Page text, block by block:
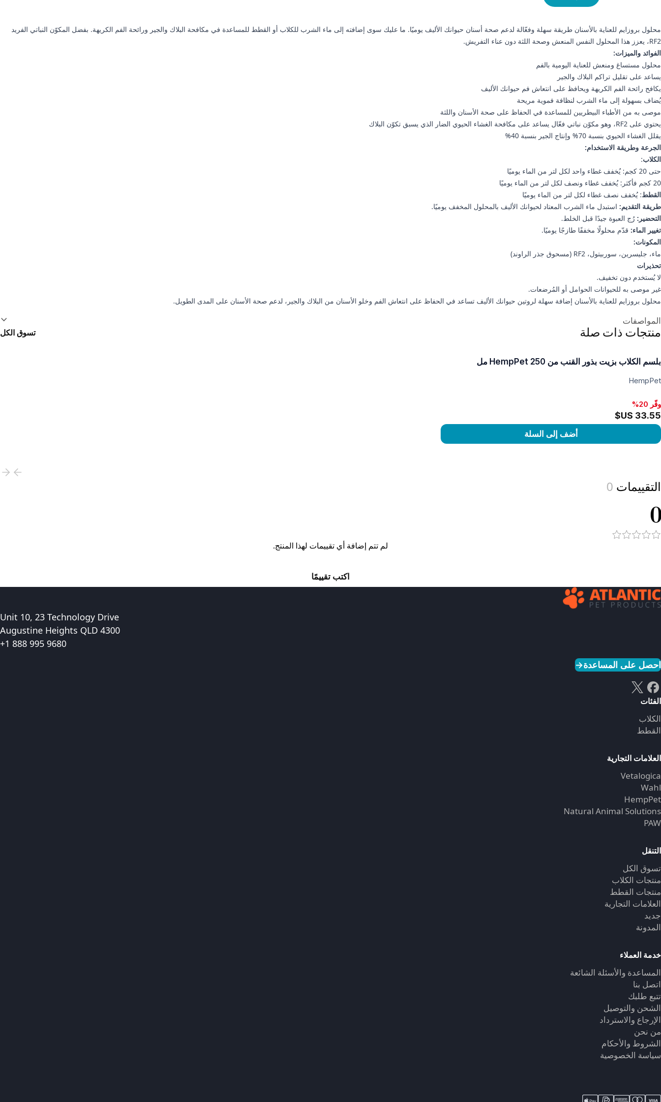
محلول بروزايم للعناية بالأسنان طريقة سهلة وفعّالة لدعم صحة أسنان حيوانك الأليف يوميًا. ما عليك سوى إضافته إلى ماء الشرب للكلاب أو القطط للمساعدة في مكافحة البلاك والجير ورائحة الفم الكريهة. بفضل المكوّن النباتي الفريد
RF2، يعزز هذا المحلول النفس المنعش وصحة اللثة دون عناء التفريش.
الفوائد والميزات:
محلول مستساغ ومنعش للعناية اليومية بالفم
يساعد على تقليل تراكم البلاك والجير
يكافح رائحة الفم الكريهة ويحافظ على انتعاش فم حيوانك الأليف
يُضاف بسهولة إلى ماء الشرب لنظافة فموية مريحة
موصى به من الأطباء البيطريين للمساعدة في الحفاظ على صحة الأسنان واللثة
يحتوي على RF2، وهو مكوّن نباتي فعّال يساعد على مكافحة الغشاء الحيوي الضار الذي يسبق تكوّن البلاك
يقلل الغشاء الحيوي بنسبة 70% وإنتاج الجير بنسبة 40%
الجرعة وطريقة الاستخدام:
الكلاب:
حتى 20 كجم: يُخفف غطاء واحد لكل لتر من الماء يوميًا
20 كجم فأكثر: يُخفف غطاء ونصف لكل لتر من الماء يوميًا
القطط: يُخفف نصف غطاء لكل لتر من الماء يوميًا
طريقة التقديم: استبدل ماء الشرب المعتاد لحيوانك الأليف بالمحلول المخفف يوميًا.
التحضير: رُج العبوة جيدًا قبل الخلط.
تغيير الماء: قدّم محلولًا مخففًا طازجًا يوميًا.
المكونات:
ماء، جليسرين، سوربيتول، RF2 (مسحوق جذر الراوند)
تحذيرات
لا يُستخدم دون تخفيف.
غير موصى به للحيوانات الحوامل أو المُرضعات.
محلول بروزايم للعناية بالأسنان إضافة سهلة لروتين حيوانك الأليف تساعد في الحفاظ على انتعاش الفم وخلو الأسنان من البلاك والجير، لدعم صحة الأسنان على المدى الطويل.
المواصفات
منتجات ذات صلة تسوق الكل
بلسم الكلاب بزيت بذور القنب من HempPet 250 مل
HempPet
وفّر 20%
أضف إلى السلة
التقييمات 0
0
لم تتم إضافة أي تقييمات لهذا المنتج.
اكتب تقييمًا
Unit 10, 23 Technology Drive
Augustine Heights QLD 4300
+1 888 995 9680
احصل على المساعدة→
الفئات
الكلاب
القطط
العلامات التجارية
Vetalogica
Wahl
HempPet
Natural Animal Solutions
PAW
التنقل
تسوق الكل
منتجات الكلاب
منتجات القطط
العلامات التجارية
جديد
المدونة
خدمة العملاء
المساعدة والأسئلة الشائعة
اتصل بنا
تتبع طلبك
الشحن والتوصيل
الإرجاع والاسترداد
من نحن
الشروط والأحكام
سياسة الخصوصية